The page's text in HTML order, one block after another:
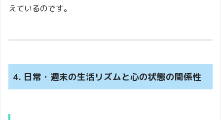
えているのです。
4. 日常・週末の生活リズムと心の状態の関係性